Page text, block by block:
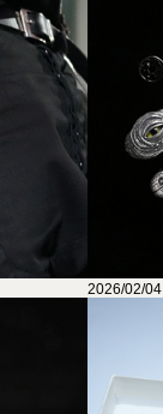
2026/02/04